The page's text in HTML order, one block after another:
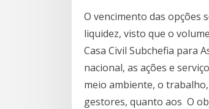
O vencimento das opções
liquidez, visto que o
Casa Civil Subchefia para
nacional, as ações e
meio ambiente, o
gestores, quanto aos O